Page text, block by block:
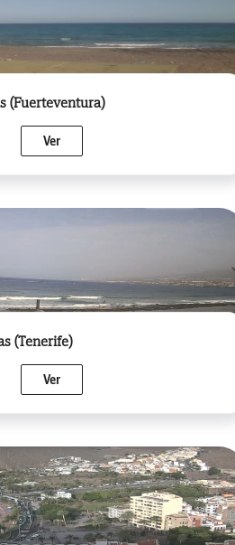
(Fuerteventura)
Ver
(Tenerife)
Ver